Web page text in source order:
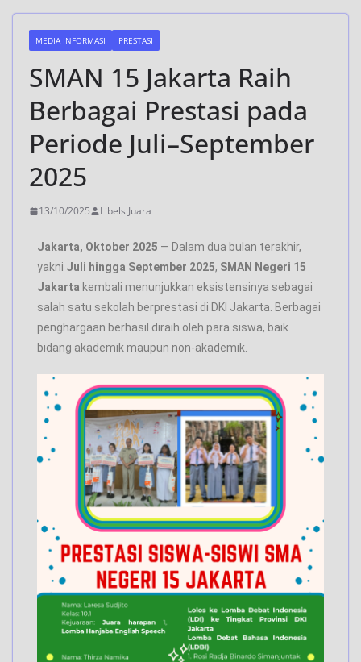
MEDIA INFORMASI PRESTASI
SMAN 15 Jakarta Raih
Berbagai Prestasi pada
Periode Juli–September
2025
13/10/2025 Libels Juara
Jakarta, Oktober 2025 — Dalam dua bulan terakhir,
yakni Juli hingga September 2025, SMAN Negeri 15
Jakarta kembali menunjukkan eksistensinya sebagai
salah satu sekolah berprestasi di DKI Jakarta. Berbagai
penghargaan berhasil diraih oleh para siswa, baik
bidang akademik maupun non-akademik.